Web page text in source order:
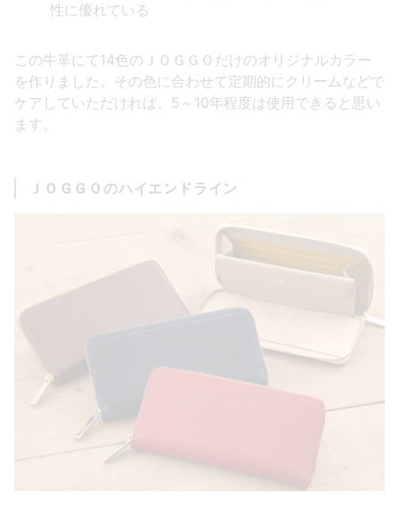
性に優れている
この牛革にて14色のＪＯＧＧＯだけのオリジナルカラー
を作りました。その色に合わせて定期的にクリームなどで
ケアしていただければ、5～10年程度は使用できると思い
ます。
ＪＯＧＧＯ のハイエンドライン